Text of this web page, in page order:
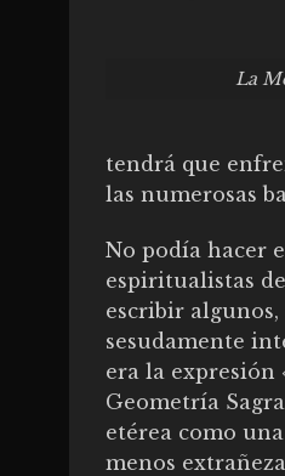
La
tendrá que
las numerosas
No podía hacer
espiritualistas
escribir algunos,
sesudamente
era la expresión
Geometría
etérea como
menos